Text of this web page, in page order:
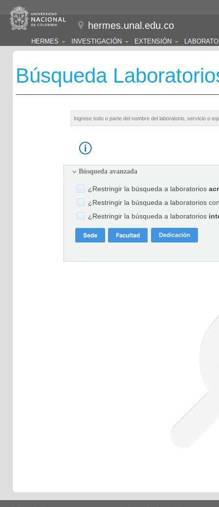
hermes.unal.edu.co
HERMES INVESTIGACIÓN EXTENSIÓN
Búsqueda
Búsqueda avanzada
¿Restringir la búsqueda a laboratorios
¿Restringir la búsqueda a laboratorios
¿Restringir la búsqueda a laboratorios